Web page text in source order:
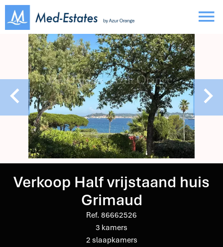
Verkoop Half vrijstaand huis
Grimaud
Ref. 86662526
3 kamers
2 slaapkamers